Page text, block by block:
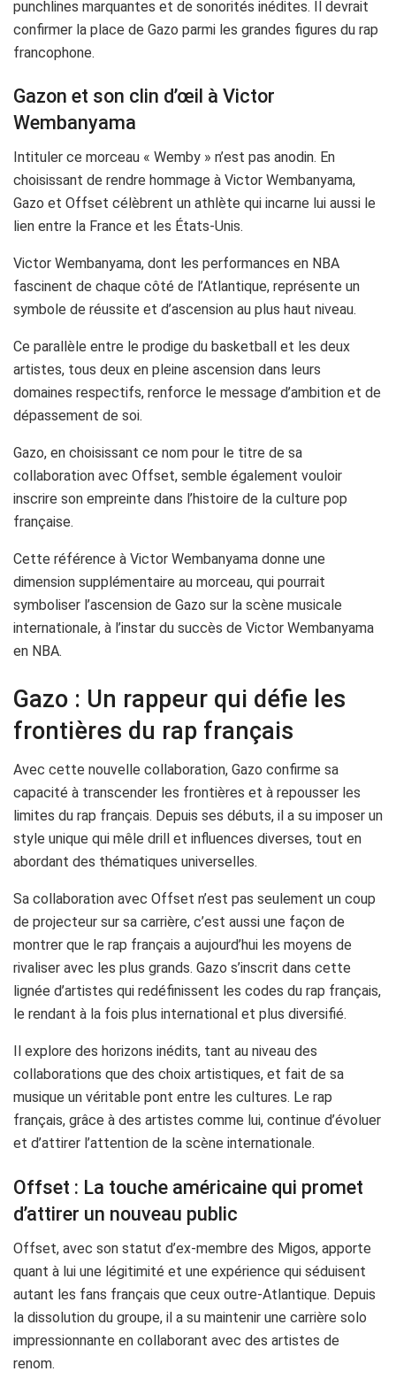
punchlines marquantes et de sonorités inédites. Il devrait
confirmer la place de Gazo parmi les grandes figures du rap
francophone.
Gazon et son clin d’œil à Victor
Wembanyama
Intituler ce morceau « Wemby » n’est pas anodin. En
choisissant de rendre hommage à Victor Wembanyama,
Gazo et Offset célèbrent un athlète qui incarne lui aussi le
lien entre la France et les États-Unis.
Victor Wembanyama, dont les performances en NBA
fascinent de chaque côté de l’Atlantique, représente un
symbole de réussite et d’ascension au plus haut niveau.
Ce parallèle entre le prodige du basketball et les deux
artistes, tous deux en pleine ascension dans leurs
domaines respectifs, renforce le message d’ambition et de
dépassement de soi.
Gazo, en choisissant ce nom pour le titre de sa
collaboration avec Offset, semble également vouloir
inscrire son empreinte dans l’histoire de la culture pop
française.
Cette référence à Victor Wembanyama donne une
dimension supplémentaire au morceau, qui pourrait
symboliser l’ascension de Gazo sur la scène musicale
internationale, à l’instar du succès de Victor Wembanyama
en NBA.
Gazo : Un rappeur qui défie les
frontières du rap français
Avec cette nouvelle collaboration, Gazo confirme sa
capacité à transcender les frontières et à repousser les
limites du rap français. Depuis ses débuts, il a su imposer un
style unique qui mêle drill et influences diverses, tout en
abordant des thématiques universelles.
Sa collaboration avec Offset n’est pas seulement un coup
de projecteur sur sa carrière, c’est aussi une façon de
montrer que le rap français a aujourd’hui les moyens de
rivaliser avec les plus grands. Gazo s’inscrit dans cette
lignée d’artistes qui redéfinissent les codes du rap français,
le rendant à la fois plus international et plus diversifié.
Il explore des horizons inédits, tant au niveau des
collaborations que des choix artistiques, et fait de sa
musique un véritable pont entre les cultures. Le rap
français, grâce à des artistes comme lui, continue d’évoluer
et d’attirer l’attention de la scène internationale.
Offset : La touche américaine qui promet
d’attirer un nouveau public
Offset, avec son statut d’ex-membre des Migos, apporte
quant à lui une légitimité et une expérience qui séduisent
autant les fans français que ceux outre-Atlantique. Depuis
la dissolution du groupe, il a su maintenir une carrière solo
impressionnante en collaborant avec des artistes de
renom.